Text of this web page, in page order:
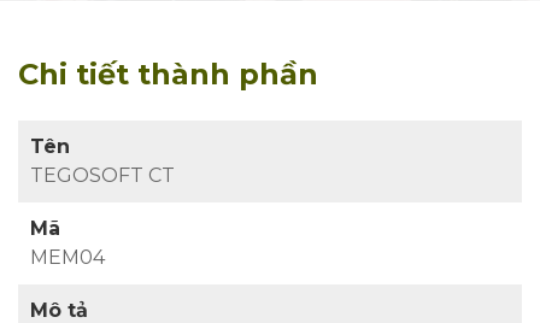
Chi tiết thành phần
Tên
TEGOSOFT CT
Mã
MEM04
Mô tả